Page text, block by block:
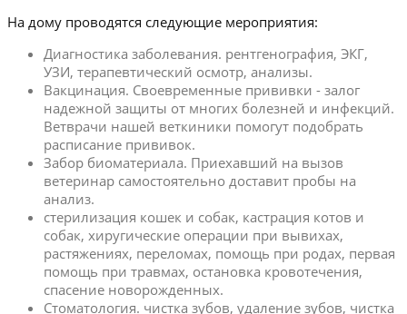
На дому проводятся следующие мероприятия:
Диагностика заболевания. рентгенография, ЭКГ,
УЗИ, терапевтический осмотр, анализы.
Вакцинация. Своевременные прививки - залог
надежной защиты от многих болезней и инфекций.
Ветврачи нашей веткиники помогут подобрать
расписание прививок.
Забор биоматериала. Приехавший на вызов
ветеринар самостоятельно доставит пробы на
анализ.
стерилизация кошек и собак, кастрация котов и
собак, хиругические операции при вывихах,
растяжениях, переломах, помощь при родах, первая
помощь при травмах, остановка кровотечения,
спасение новорожденных.
Стоматология. чистка зубов, удаление зубов, чистка